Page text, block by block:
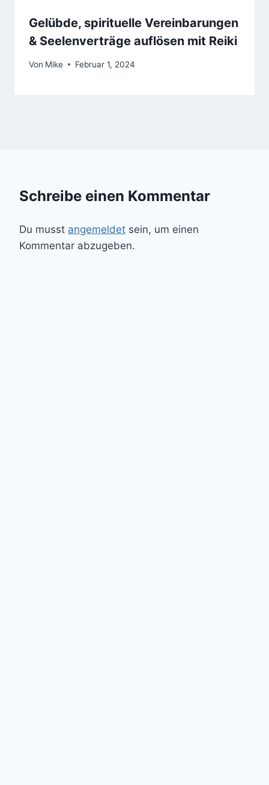
Gelübde, spirituelle Vereinbarungen
& Seelenverträge auflösen mit Reiki
Von Mike Februar 1, 2024
Schreibe einen Kommentar
Du musst angemeldet sein, um einen
Kommentar abzugeben.